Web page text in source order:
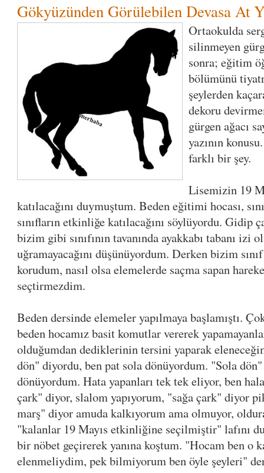
Gökyüzünden Görülebilen Devasa At
Ortaokulda
silinmeyen
sonra; eğitim
bölümünü
şeylerden
dekoru
gürgen ağacı
yazının
farklı bir şey.
Lisemizin 19
katılacağını duymuştum. Beden eğitimi hocası,
sınıfların etkinliğe katılacağını söylüyordu. Gidip
bizim gibi sınıfının tavanında ayakkabı tabanı izi
uğramayacağını düşünüyordum. Derken bizim
korudum, nasıl olsa elemelerde saçma sapan
seçtirmezdim.
Beden dersinde elemeler yapılmaya başlamıştı.
beden hocamız basit komutlar vererek
olduğumdan dediklerinin tersini yaparak
dön" diyordu, ben pat sola dönüyordum. "Sola
dönüyordum. Hata yapanları tek tek eliyor, ben
çark" diyor, slalom yapıyorum, "sağa çark" diyor
marş" diyor amuda kalkıyorum ama olmuyor,
"kalanlar 19 Mayıs etkinliğine seçilmiştir" lafını
bir nöbet geçirerek yanına koştum. "Hocam ben o
elenmeliydim, pek bilmiyorum ben öyle şeyleri"